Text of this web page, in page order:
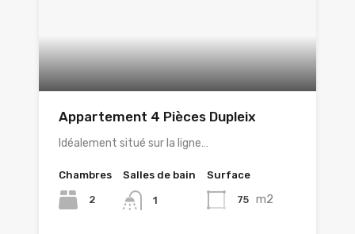
Appartement 4 Pièces Dupleix
Idéalement situé sur la ligne…
Chambres
2
Salles de bain
1
Surface
75 m2